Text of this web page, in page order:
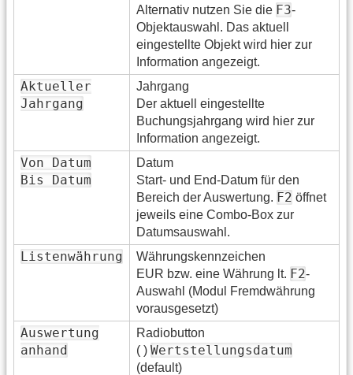
Alternativ nutzen Sie die F3-
Objektauswahl. Das aktuell
eingestellte Objekt wird hier zur
Information angezeigt.
Aktueller
Jahrgang
Jahrgang
Der aktuell eingestellte
Buchungsjahrgang wird hier zur
Information angezeigt.
Von Datum
Bis Datum
Datum
Start- und End-Datum für den
Bereich der Auswertung. F2 öffnet
jeweils eine Combo-Box zur
Datumsauswahl.
Listenwährung
Währungskennzeichen
EUR bzw. eine Währung lt. F2-
Auswahl (Modul Fremdwährung
vorausgesetzt)
Auswertung
anhand
Radiobutton
( ) Wertstellungsdatum
(default)